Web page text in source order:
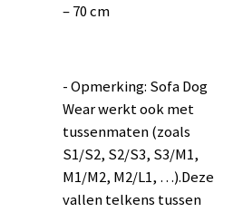
– 70 cm
- Opmerking: Sofa Dog
Wear werkt ook met
tussenmaten (zoals
S1/S2, S2/S3, S3/M1,
M1/M2, M2/L1, …).Deze
vallen telkens tussen